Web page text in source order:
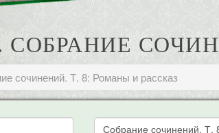
СОБРАНИЕ
сочинений. Т. 8: Романы и рассказ